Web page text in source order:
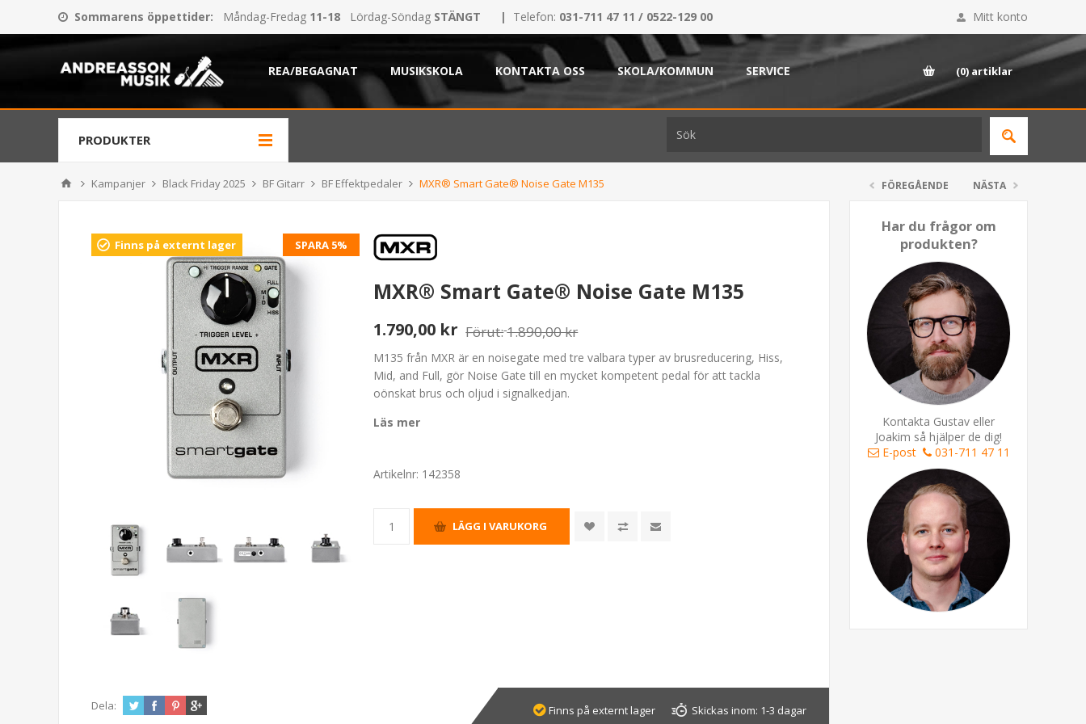
Sommarens öppettider: Måndag-Fredag 11-18 Lördag-Söndag STÄNGT | Telefon: 031-711 47 11 / 0522-129 00 Mitt konto
REA/BEGAGNAT MUSIKSKOLA KONTAKTA OSS SKOLA/KOMMUN SERVICE (0) artiklar
PRODUKTER
Kampanjer Black Friday 2025 BF Gitarr BF Effektpedaler MXR® Smart Gate® Noise Gate M135 FÖREGÅENDE NÄSTA
Har du frågor om
produkten?
Kontakta Gustav eller
Joakim så hjälper de dig!
E-post
031-711 47 11
SPARA 5%
Finns på externt lager
MXR® Smart Gate® Noise Gate M135
1.790,00 kr Förut:1.890,00 kr
M135 från MXR är en noisegate med tre valbara typer av brusreducering, Hiss,
Mid, and Full, gör Noise Gate till en mycket kompetent pedal för att tackla
oönskat brus och oljud i signalkedjan.
Läs mer
Artikelnr: 142358
Dela: Finns på externt lager Skickas inom: 1-3 dagar